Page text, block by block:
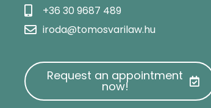
+36 30 9687 489
iroda@tomosvarilaw.hu
Request an appointment
now!